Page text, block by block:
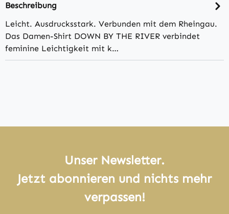
Beschreibung
Leicht. Ausdrucksstark. Verbunden mit dem Rheingau.
Das Damen-Shirt DOWN BY THE RIVER verbindet
feminine Leichtigkeit mit k…
Unser Newsletter.
Jetzt abonnieren und nichts mehr
verpassen!